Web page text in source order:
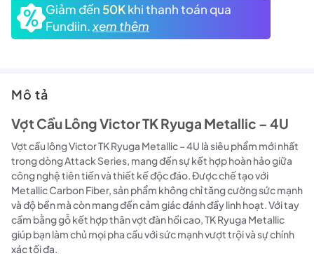
Giảm đến 50Kkhi thanh toán qua
Fundiin.xem thêm
Mô tả
Vợt Cầu Lông Victor TK Ryuga Metallic – 4U
Vợt cầu lông Victor TK Ryuga Metallic – 4U là siêu phẩm mới nhất
trong dòng Attack Series, mang đến sự kết hợp hoàn hảo giữa
công nghệ tiên tiến và thiết kế độc đáo. Được chế tạo với
Metallic Carbon Fiber, sản phẩm không chỉ tăng cường sức mạnh
và độ bền mà còn mang đến cảm giác đánh đầy linh hoạt. Với tay
cầm bằng gỗ kết hợp thân vợt đàn hồi cao, TK Ryuga Metallic
giúp bạn làm chủ mọi pha cầu với sức mạnh vượt trội và sự chính
xác tối đa.